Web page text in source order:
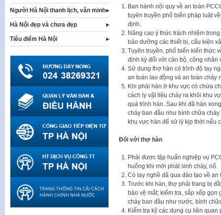
Ban hành nội quy về an toàn
tuyên truyền phổ biến pháp luật
định.
Nâng cao ý thức trách nhiệm
bảo dưỡng các thiết bị, cấu kiện
Tuyên truyền, phổ biến kiến thức
định kỳ đối với cán bộ, công nhân
Sử dụng thợ hàn có trình độ tay
an toàn lao động và an toàn cháy
Khi phải hàn ở khu vực có chứa
cách ly vật liệu cháy ra khỏi khu
quá trình hàn. Sau khi đã hàn
cháy ban đầu như bình chữa
khu vực hàn để xử lý kịp thời nếu
Đối với thợ hàn
Phải được tập huấn nghiệp vụ
huống khi mới phát sinh cháy, nổ.
Có tay nghề đã qua đào tạo về an
Trước khi hàn, thợ phải trang bị
bảo vệ mắt; kiểm tra, sắp xếp
cháy ban đầu như nước, bình
Kiểm tra kỹ các dụng cụ liên
Người Hà Nội thanh lịch, văn minh
Hà Nội đẹp và chưa đẹp
Tiêu điểm Hà Nội